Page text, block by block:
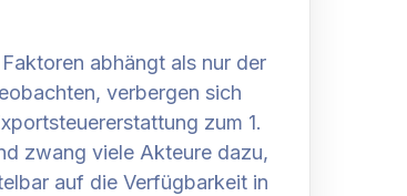
abhängt als nur der
verbergen sich
zum 1.
zwang viele Akteure dazu,
auf die Verfügbarkeit in